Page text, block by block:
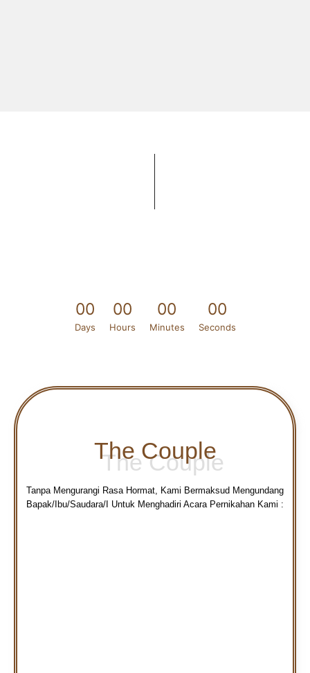
00
Days
00
Hours
00
Minutes
00
Seconds
The Couple
Tanpa Mengurangi Rasa Hormat, Kami Bermaksud Mengundang
Bapak/Ibu/Saudara/I Untuk Menghadiri Acara Pernikahan Kami :